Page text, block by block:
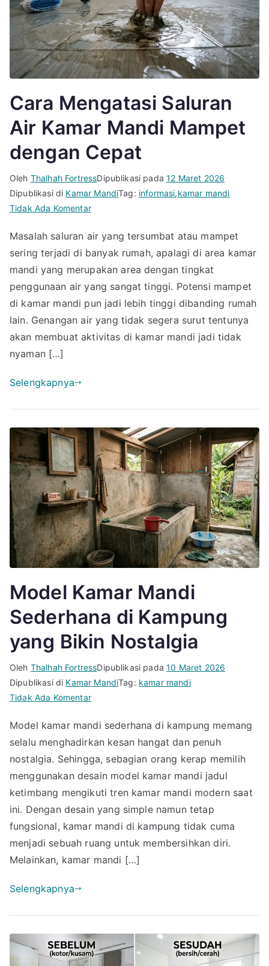
Cara Mengatasi Saluran
Air Kamar Mandi Mampet
dengan Cepat
Oleh Thalhah FortressDipublikasi pada12 Maret 2026
Dipublikasi di Kamar MandiTag: informasi,kamar mandi
Tidak Ada Komentarpada
Mengatasi
Saluran
Air
Kamar
Mandi
Mampet
dengan
Cepat
Masalah saluran air yang tersumbat atau mampet
sering terjadi di banyak rumah, apalagi di area kamar
mandi yang merupakan area dengan tingkat
penggunaan air yang sangat tinggi. Potensi mampet
di kamar mandi pun jadi lebih tinggi dibanding rumah
lain. Genangan air yang tidak segera surut tentunya
akan membuat aktivitas di kamar mandi jadi tidak
nyaman […]
Selengkapnya
Model Kamar Mandi
Sederhana di Kampung
yang Bikin Nostalgia
Oleh Thalhah FortressDipublikasi pada10 Maret 2026
Dipublikasi di Kamar MandiTag: kamar mandi
Tidak Ada Komentarpada
Kamar
Mandi
Sederhana
di
Kampung
Bikin
Nostalgia
Model kamar mandi sederhana di kampung memang
selalu menghadirkan kesan hangat dan penuh
nostalgia. Sehingga, sebagian orang kerap memilih
menggunakan desain model kamar mandi jadul
ketimbang mengikuti tren kamar mandi modern saat
ini. Dengan desain yang simple namun tetap
fungsional, kamar mandi di kampung tidak cuma
menjadi sebuah ruang untuk membersihkan diri.
Melainkan, kamar mandi […]
Selengkapnya